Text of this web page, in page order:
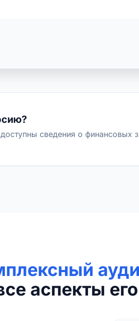
сведения о финансовых
аспекты